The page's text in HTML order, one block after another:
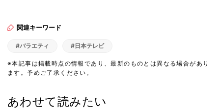
関連キーワード
#バラエティ #日本テレビ
※本記事は掲載時点の情報であり、最新のものとは異なる場合があり
ます。予めご了承ください。
あわせて読みたい